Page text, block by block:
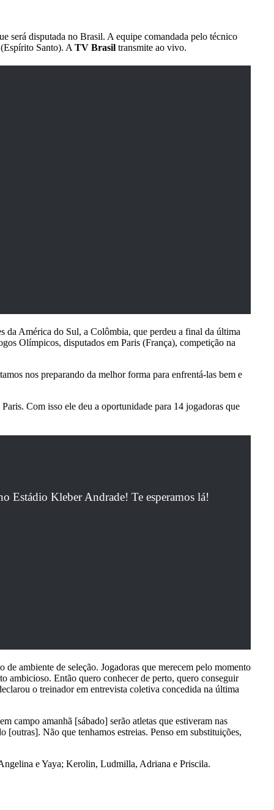
será disputada no Brasil. A equipe comandada pelo técnico
Santo). A TV Brasil transmite ao vivo.
da América do Sul, a Colômbia, que perdeu a final da última
Olímpicos, disputados em Paris (França), competição na
nos preparando da melhor forma para enfrentá-las bem e
Com isso ele deu a oportunidade para 14 jogadoras que
Estádio Kleber Andrade! Te esperamos lá!
ambiente de seleção. Jogadoras que merecem pelo momento
ambicioso. Então quero conhecer de perto, quero conseguir
o treinador em entrevista coletiva concedida na última
campo amanhã [sábado] serão atletas que estiveram nas
Não que tenhamos estreias. Penso em substituições,
e Yaya; Kerolin, Ludmilla, Adriana e Priscila.